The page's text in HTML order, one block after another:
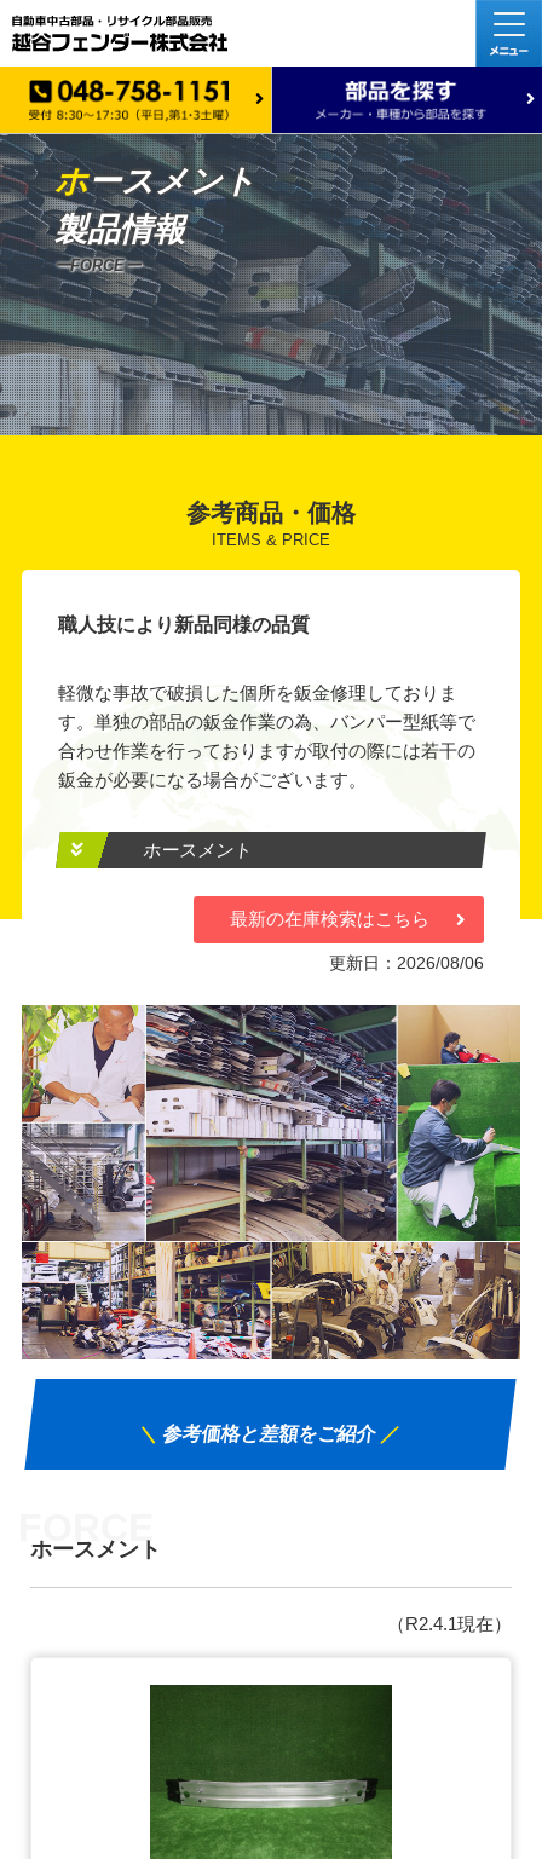
ホースメント
製品情報
ーFORCEー
参考商品・価格
職人技により新品同様の品質
軽微な事故で破損した個所を鈑金修理しておりま
す。単独の部品の鈑金作業の為、バンパー型紙等で
合わせ作業を行っておりますが取付の際には若干の
鈑金が必要になる場合がございます。
ホースメント
最新の在庫検索はこちら
更新日：2026/08/06
＼ 参考価格と差額をご紹介 ／
ホースメント
（R2.4.1現在）